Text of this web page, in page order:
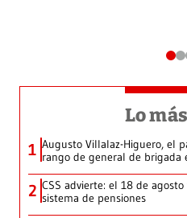
Lo
1 Augusto Villalaz-Higuero, el
rango de general de brigada
2 CSS advierte: el 18 de
sistema de pensiones